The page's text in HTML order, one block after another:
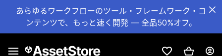
あらゆるワークフローのツール・フレームワーク・コ
ンテンツで、もっと速く開発 — 全品50%オフ。